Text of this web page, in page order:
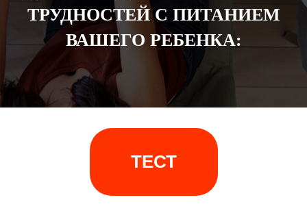
ТРУДНОСТЕЙ С ПИТАНИЕМ
ВАШЕГО РЕБЕНКА:
ТЕСТ